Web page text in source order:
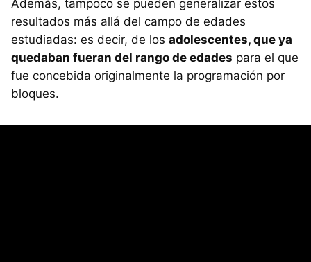
Además, tampoco se pueden generalizar estos
resultados más allá del campo de edades
estudiadas: es decir, de los adolescentes, que ya
quedaban fueran del rango de edades para el que
fue concebida originalmente la programación por
bloques.